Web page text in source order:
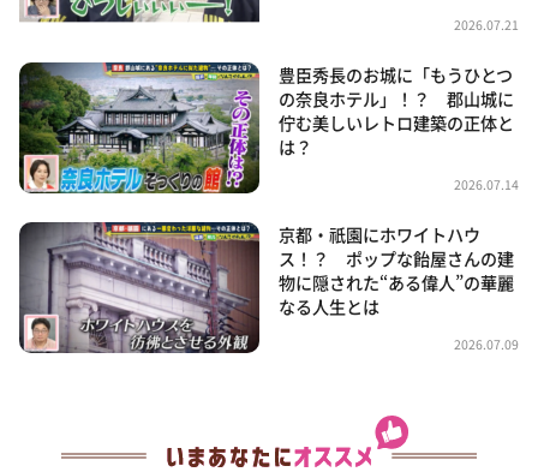
2026.07.21
豊臣秀長のお城に「もうひとつ
の奈良ホテル」！？ 郡山城に
佇む美しいレトロ建築の正体と
は？
2026.07.14
京都・祇園にホワイトハウ
ス！？ ポップな飴屋さんの建
物に隠された“ある偉人”の華麗
なる人生とは
2026.07.09